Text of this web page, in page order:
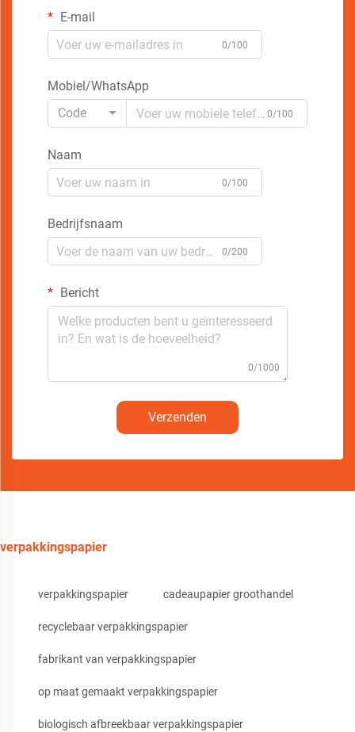
E-mail
0/100
Mobiel/WhatsApp
Code
0/100
Naam
0/100
Bedrijfsnaam
0/200
Bericht
0/1000
Verzenden
verpakkingspapier
verpakkingspapier cadeaupapier groothandel
recyclebaar verpakkingspapier
fabrikant van verpakkingspapier
op maat gemaakt verpakkingspapier
biologisch afbreekbaar verpakkingspapier